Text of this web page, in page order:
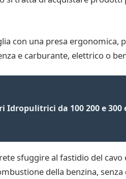
con una presa
e carburante, elettrico o
Idropulitrici da 100 200 e 300
sfuggire al fastidio del
della benzina,